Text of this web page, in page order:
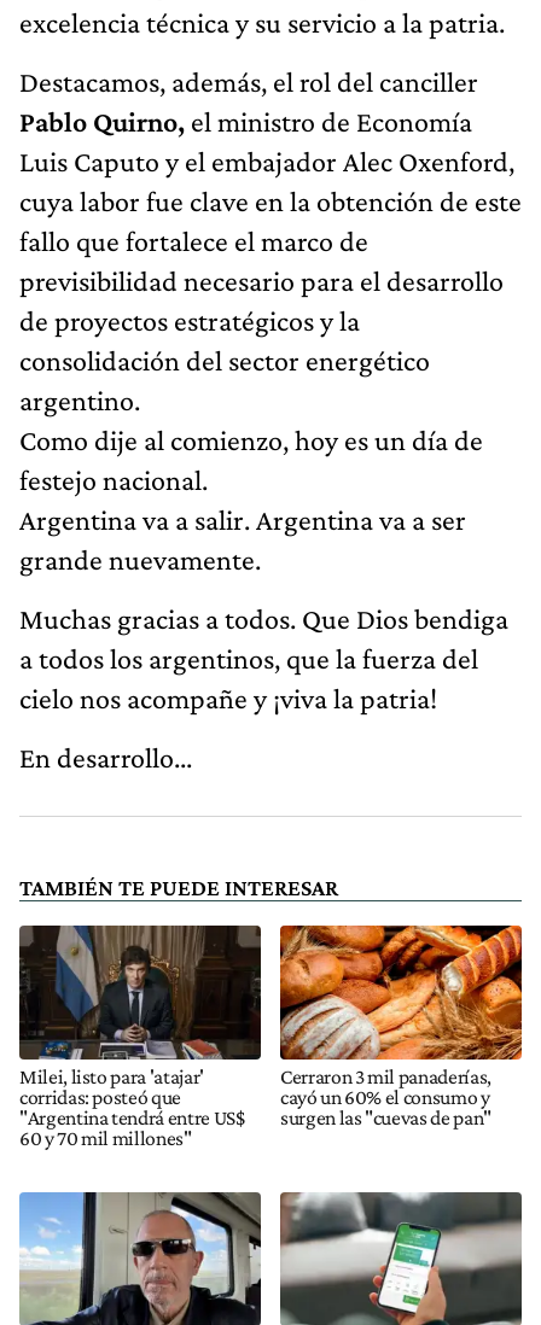
excelencia técnica y su servicio a la patria.
Destacamos, además, el rol del canciller
Pablo Quirno, el ministro de Economía
Luis Caputo y el embajador Alec Oxenford,
cuya labor fue clave en la obtención de este
fallo que fortalece el marco de
previsibilidad necesario para el desarrollo
de proyectos estratégicos y la
consolidación del sector energético
argentino.
Como dije al comienzo, hoy es un día de
festejo nacional.
Argentina va a salir. Argentina va a ser
grande nuevamente.
Muchas gracias a todos. Que Dios bendiga
a todos los argentinos, que la fuerza del
cielo nos acompañe y ¡viva la patria!
En desarrollo...
TAMBIÉN TE PUEDE INTERESAR
Milei, listo para 'atajar'
corridas: posteó que
"Argentina tendrá entre US$
60 y 70 mil millones"
Cerraron 3 mil panaderías,
cayó un 60% el consumo y
surgen las "cuevas de pan"